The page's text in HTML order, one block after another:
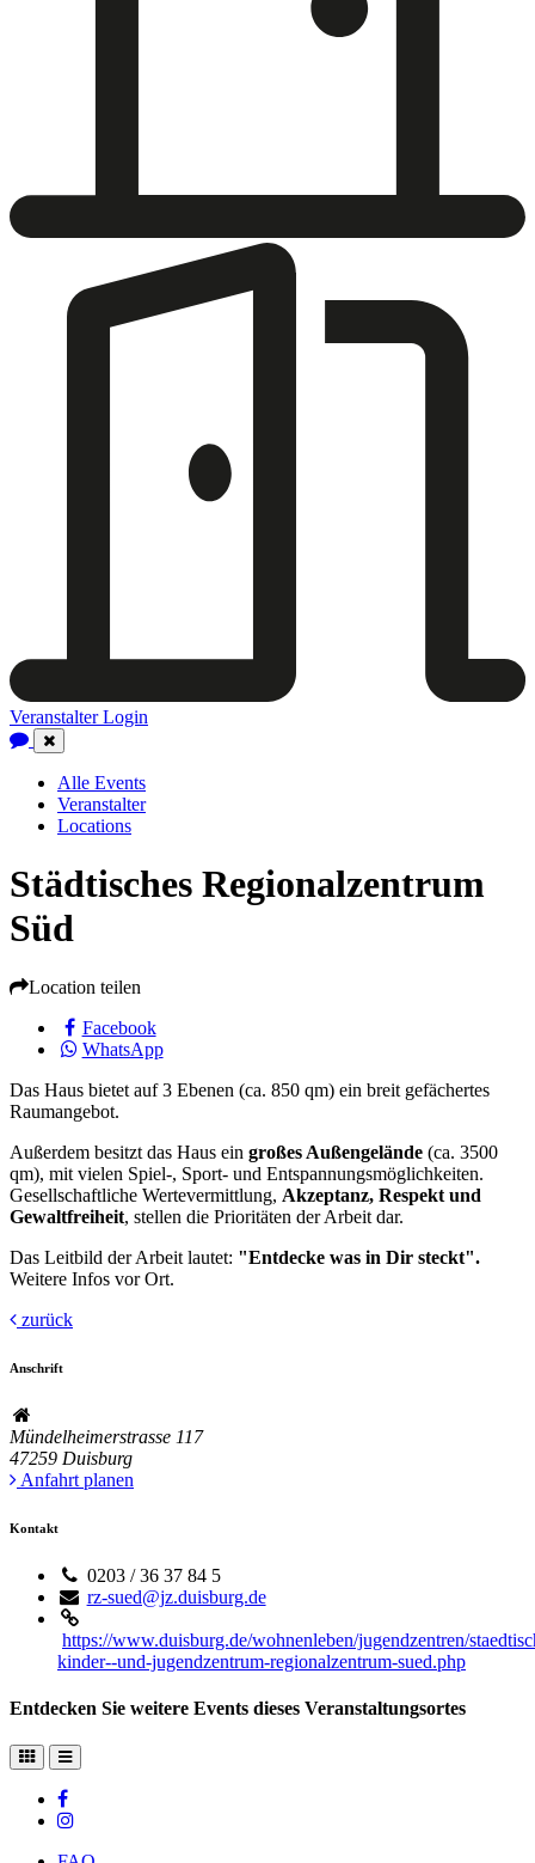
Veranstalter Login
Close
Navigation
Alle Events
Veranstalter
Locations
Städtisches Regionalzentrum
Süd
Location teilen
Facebook
WhatsApp
Das Haus bietet auf 3 Ebenen (ca. 850 qm) ein breit gefächertes
Raumangebot.
Außerdem besitzt das Haus ein großes Außengelände (ca. 3500
qm), mit vielen Spiel-, Sport- und Entspannungsmöglichkeiten.
Gesellschaftliche Wertevermittlung, Akzeptanz, Respekt und
Gewaltfreiheit, stellen die Prioritäten der Arbeit dar.
Das Leitbild der Arbeit lautet: "Entdecke was in Dir steckt".
Weitere Infos vor Ort.
zurück
Anschrift
Mündelheimerstrasse 117
47259 Duisburg
Anfahrt planen
Kontakt
0203 / 36 37 84 5
rz-sued@jz.duisburg.de
https://www.duisburg.de/wohnenleben/jugendzentren/
kinder--und-jugendzentrum-regionalzentrum-sued.php
Entdecken Sie weitere Events dieses Veranstaltungsortes